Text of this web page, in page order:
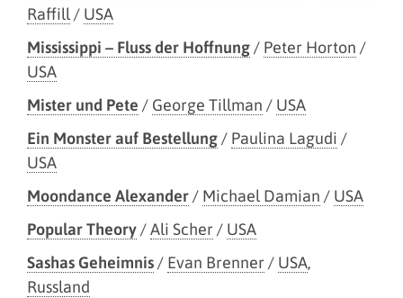
Raffill/ USA
Mississippi – Fluss der Hoffnung/ Peter Horton /
USA
Mister und Pete / George Tillman / USA
Ein Monster auf Bestellung/ Paulina Lagudi /
USA
Moondance Alexander/ Michael Damian / USA
Popular Theory/Ali Scher / USA
Sashas Geheimnis/ Evan Brenner / USA,
Russland